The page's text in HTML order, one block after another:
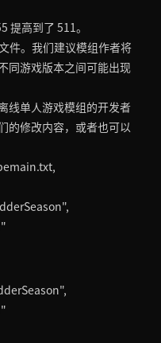
提高到了 511。
件。我们建议模组作者将
同游戏版本之间可能出现
线单人游戏模组的开发者
的修改内容，或者也可以